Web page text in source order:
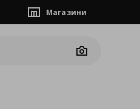
Магазини
Camera